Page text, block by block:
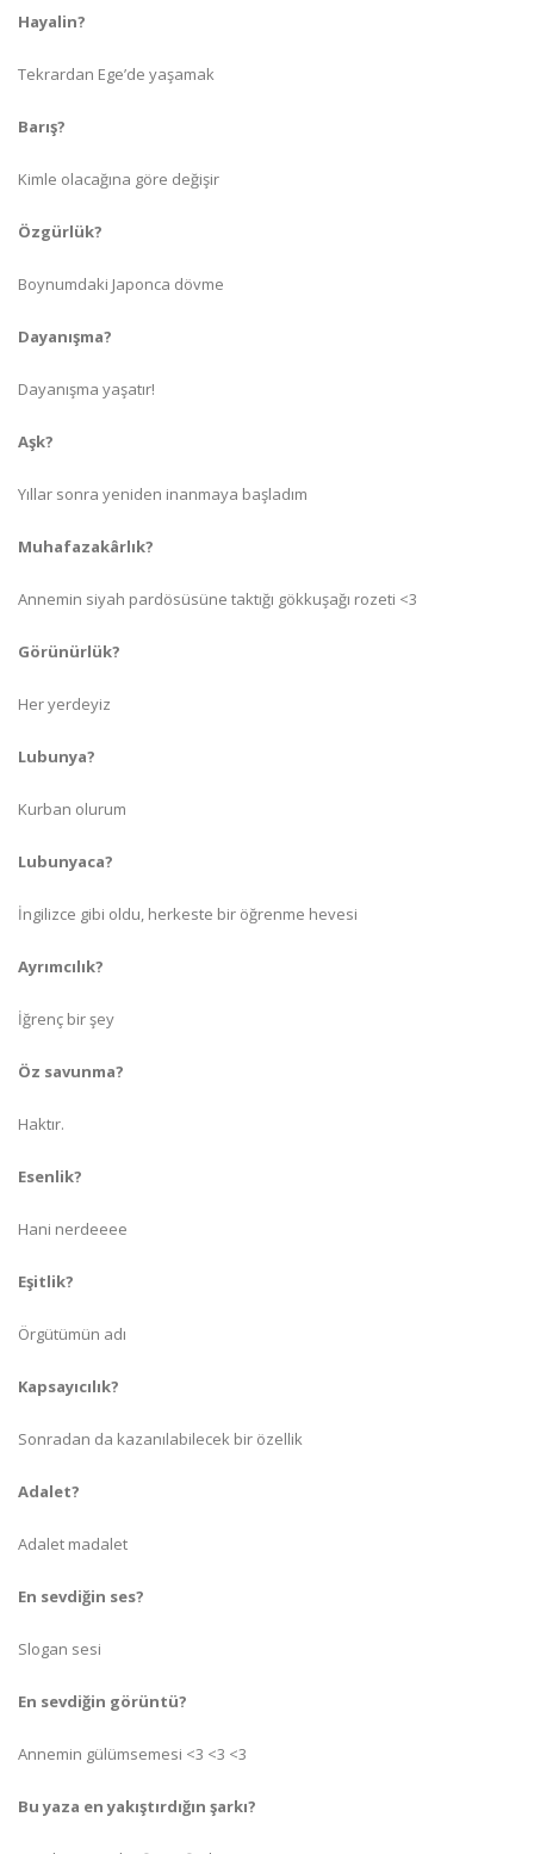
Hayalin?
Tekrardan Ege’de yaşamak
Barış?
Kimle olacağına göre değişir
Özgürlük?
Boynumdaki Japonca dövme
Dayanışma?
Dayanışma yaşatır!
Aşk?
Yıllar sonra yeniden inanmaya başladım
Muhafazakârlık?
Annemin siyah pardösüsüne taktığı gökkuşağı rozeti <3
Görünürlük?
Her yerdeyiz
Lubunya?
Kurban olurum
Lubunyaca?
İngilizce gibi oldu, herkeste bir öğrenme hevesi
Ayrımcılık?
İğrenç bir şey
Öz savunma?
Haktır.
Esenlik?
Hani nerdeeee
Eşitlik?
Örgütümün adı
Kapsayıcılık?
Sonradan da kazanılabilecek bir özellik
Adalet?
Adalet madalet
En sevdiğin ses?
Slogan sesi
En sevdiğin görüntü?
Annemin gülümsemesi <3 <3 <3
Bu yaza en yakıştırdığın şarkı?